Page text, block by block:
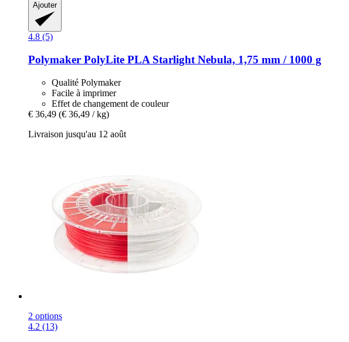
Ajouter
4.8 (5)
Polymaker PolyLite PLA Starlight Nebula, 1,75 mm / 1000 g
Qualité Polymaker
Facile à imprimer
Effet de changement de couleur
€ 36,49 (€ 36,49 / kg)
Livraison jusqu'au 12 août
2 options
4.2 (13)